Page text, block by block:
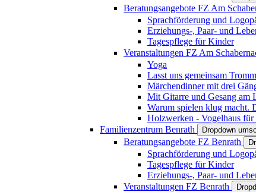
Beratungsangebote FZ Am
Sprachförderung und
Erziehungs-, Paar- und
Tagespflege für Kinder
Veranstaltungen FZ Am
Yoga
Lasst uns gemeinsam
Märchendinner mit drei
Mit Gitarre und Gesang am
Warum spielen klug macht.
Holzwerken - Vogelhaus
Familienzentrum Benrath
Dropdown
Beratungsangebote FZ Benrath
Sprachförderung und
Tagespflege für Kinder
Erziehungs-, Paar- und
Veranstaltungen FZ Benrath